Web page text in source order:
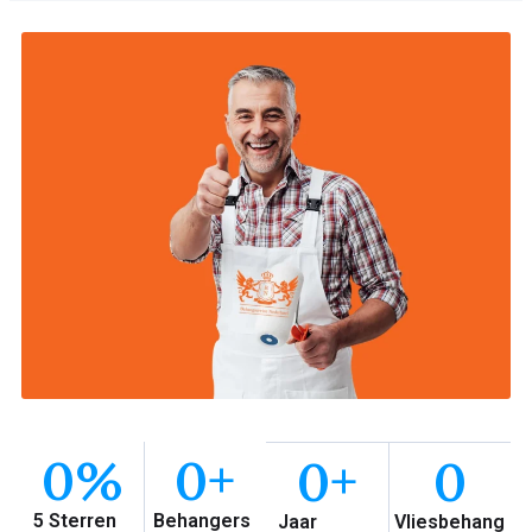
5 Sterren
0%
Behangers
0+
Jaar
0+
Vliesbehang
0